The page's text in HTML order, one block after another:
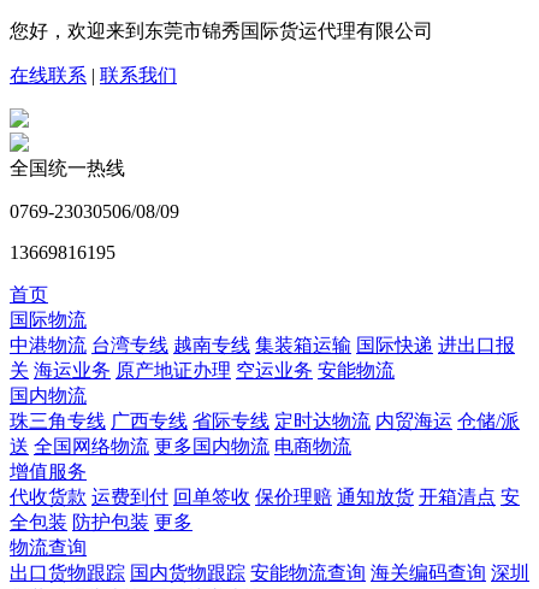
您好，欢迎来到东莞市锦秀国际货运代理有限公司
在线联系 | 联系我们
全国统一热线
0769-23030506/08/09
13669816195
首页
国际物流
中港物流 台湾专线 越南专线 集装箱运输 国际快递 进出口报
关 海运业务 原产地证办理 空运业务 安能物流
国内物流
珠三角专线 广西专线 省际专线 定时达物流 内贸海运 仓储/派
送 全国网络物流 更多国内物流 电商物流
增值服务
代收货款 运费到付 回单签收 保价理赔 通知放货 开箱清点 安
全包装 防护包装 更多
物流查询
出口货物跟踪 国内货物跟踪 安能物流查询 海关编码查询 深圳